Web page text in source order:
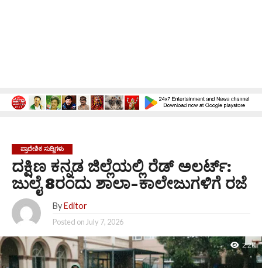
ಪ್ರಾದೇಶಿಕ ಸುದ್ದಿಗಳು
ದಕ್ಷಿಣ ಕನ್ನಡ ಜಿಲ್ಲೆಯಲ್ಲಿ ರೆಡ್ ಅಲರ್ಟ್:
ಜುಲೈ 8ರಂದು ಶಾಲಾ-ಕಾಲೇಜುಗಳಿಗೆ ರಜೆ
By Editor
Posted onJuly 7, 2026
2.2K